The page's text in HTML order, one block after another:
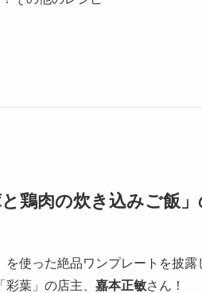
鶏肉の炊き込みご飯
使った絶品ワンプレートを披
葉」の店主、 嘉本正敏さん！